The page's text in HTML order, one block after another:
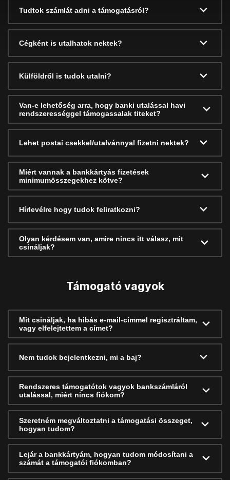
Tudtok számlát adni a támogatásról?
Cégként is utalhatok nektek?
Külföldről is tudok utalni?
Van-e lehetőség arra, hogy banki utalással havi
rendszerességgel támogassalak titeket?
Lehet postai csekkel/utalvánnyal fizetni nektek?
Miért vannak a bankkártyás fizetések
minimumösszegekhez kötve?
Hírlevélre hogy tudok feliratkozni?
Olyan kérdésem van, amire nincs itt válasz, mit
csináljak?
Támogató vagyok
Mit csináljak, ha hibás e-mail-címmel regisztráltam,
vagy elfelejtettem a címet?
Nem tudok bejelentkezni, mi a baj?
Rendszeres támogatótok vagyok bankszámláról
utalással, miért nincs fiókom?
Szeretném megváltoztatni a támogatási összeget,
hogyan tudom?
Lejár a bankkártyám, hogyan tudom módosítani a
számát a támogatói fiókomban?